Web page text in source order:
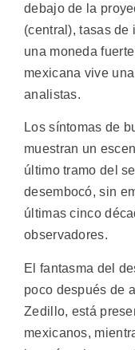
debajo de la
(central), tasas de
una moneda
mexicana vive
analistas.
Los síntomas de
muestran un
último tramo del
desembocó, sin
últimas cinco
observadores.
El fantasma del
poco después de
Zedillo, está
mexicanos,